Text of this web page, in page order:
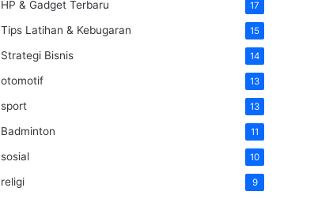
HP & Gadget Terbaru 17
Tips Latihan & Kebugaran 15
Strategi Bisnis 14
otomotif 13
sport 13
Badminton 11
sosial 10
religi 9